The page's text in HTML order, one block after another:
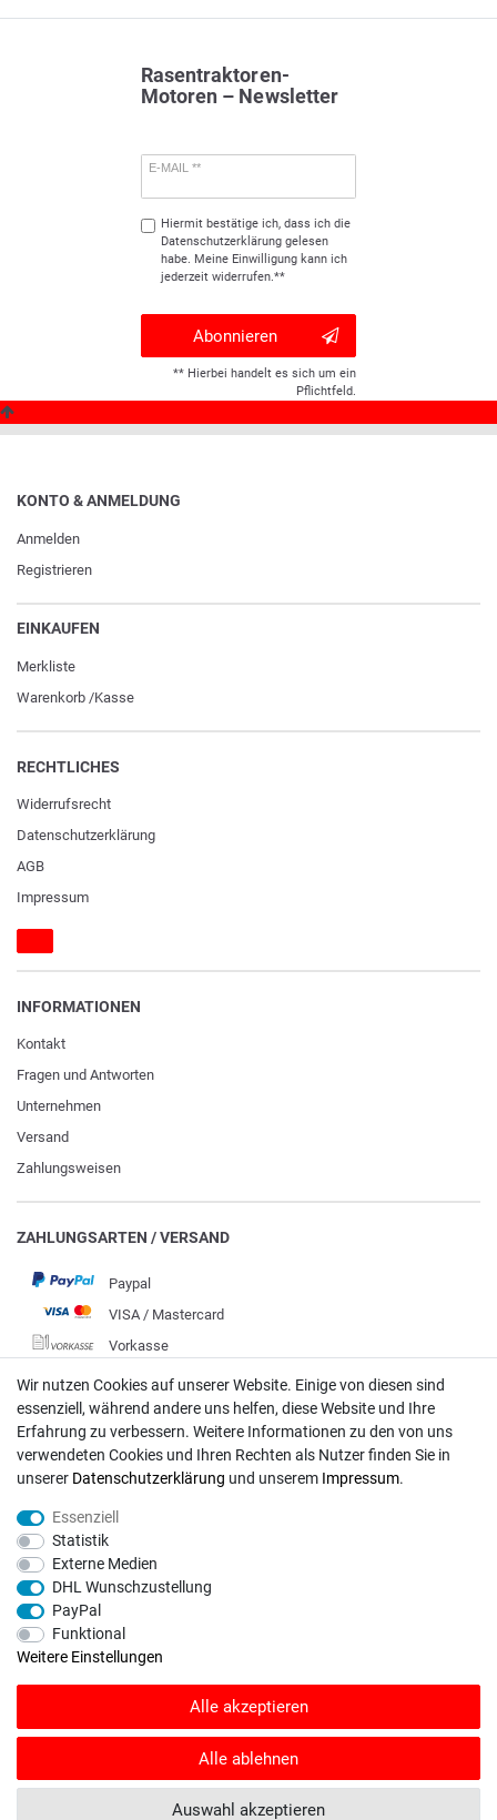
Rasentraktoren-
Motoren – Newsletter
E-MAIL **
Hiermit bestätige ich, dass ich die
Daten­schutz­erklärunggelesen
habe. Meine Einwilligung kann ich
jederzeit widerrufen.**
Abonnieren
** Hierbei handelt es sich um ein
Pflichtfeld.
KONTO & ANMELDUNG
Anmelden
Registrieren
EINKAUFEN
Merkliste
Warenkorb /Kasse
RECHTLICHES
Widerrufs­recht
Daten­schutz­erklärung
AGB
Impressum
INFORMATIONEN
Kontakt
Fragen und Antworten
Unternehmen
Versand
Zahlungsweisen
ZAHLUNGSARTEN / VERSAND
Paypal
VISA / Mastercard
Vorkasse
DHL
Deutsche Post
info@rasentraktoren-motoren.de
MA-Versand GmbH, 53925 Kall, In der Laach 1-3
Unser Unternehmen sammelt über den unabhängigen Dienstleister
SHOPVOTE Bewertungen. SHOPVOTE setzt automatische und manuelle
© Copyright 2026 | Alle Rechte vorbehalten. - Rasentraktoren-Motoren | Realisation
Wir nutzen Cookies auf unserer Website. Einige von diesen sind
essenziell, während andere uns helfen, diese Website und Ihre
Erfahrung zu verbessern. Weitere Informationen zu den von uns
verwendeten Cookies und Ihren Rechten als Nutzer finden Sie in
unserer Daten­schutz­erklärung und unserem Impressum.
Essenziell
Statistik
Externe Medien
DHL Wunschzustellung
PayPal
Funktional
Weitere Einstellungen
Alle akzeptieren
Alle ablehnen
Auswahl akzeptieren